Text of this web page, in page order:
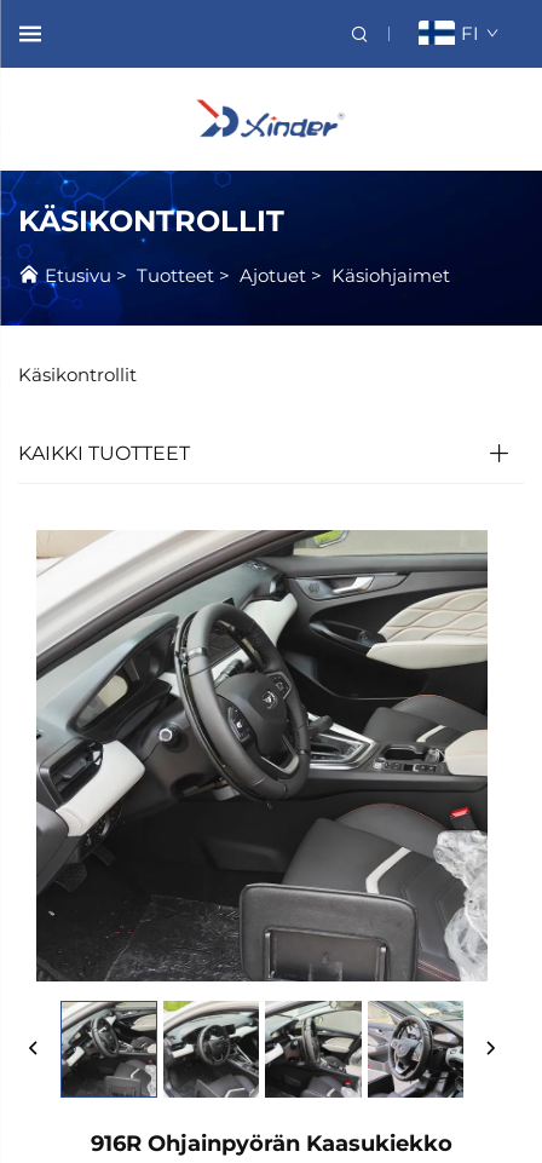
FI
KÄSIKONTROLLIT
Etusivu > Tuotteet > Ajotuet > Käsiohjaimet
Käsikontrollit
KAIKKI TUOTTEET
916R Ohjainpyörän Kaasukiekko